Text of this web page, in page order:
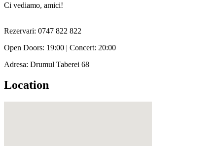
Ci vediamo, amici!
Rezervari: 0747 822 822
Open Doors: 19:00 | Concert: 20:00
Adresa: Drumul Taberei 68
Location